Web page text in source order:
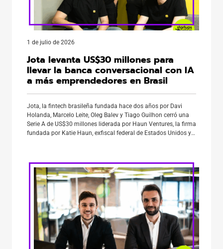
1 de julio de 2026
Jota levanta US$30 millones para
llevar la banca conversacional con IA
a más emprendedores en Brasil
Jota, la fintech brasileña fundada hace dos años por Davi
Holanda, Marcelo Leite, Oleg Balev y Tiago Guilhon cerró una
Serie A de US$30 millones liderada por Haun Ventures, la firma
fundada por Katie Haun, exfiscal federal de Estados Unidos y